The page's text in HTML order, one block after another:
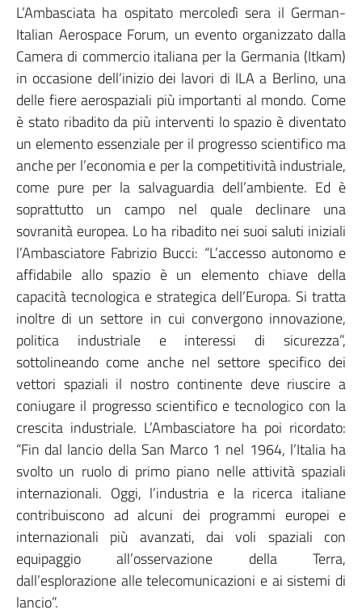
L’Ambasciata ha ospitato mercoledì sera il German-
Italian Aerospace Forum, un evento organizzato dalla
Camera di commercio italiana per la Germania (Itkam)
in occasione dell’inizio dei lavori di ILA a Berlino, una
delle fiere aerospaziali più importanti al mondo. Come
è stato ribadito da più interventi lo spazio è diventato
un elemento essenziale per il progresso scientifico ma
anche per l’economia e per la competitività industriale,
come pure per la salvaguardia dell’ambiente. Ed è
soprattutto un campo nel quale declinare una
sovranità europea. Lo ha ribadito nei suoi saluti iniziali
l’Ambasciatore Fabrizio Bucci: “L’accesso autonomo e
affidabile allo spazio è un elemento chiave della
capacità tecnologica e strategica dell’Europa. Si tratta
inoltre di un settore in cui convergono innovazione,
politica industriale e interessi di sicurezza”,
sottolineando come anche nel settore specifico dei
vettori spaziali il nostro continente deve riuscire a
coniugare il progresso scientifico e tecnologico con la
crescita industriale. L’Ambasciatore ha poi ricordato:
“Fin dal lancio della San Marco 1 nel 1964, l’Italia ha
svolto un ruolo di primo piano nelle attività spaziali
internazionali. Oggi, l’industria e la ricerca italiane
contribuiscono ad alcuni dei programmi europei e
internazionali più avanzati, dai voli spaziali con
equipaggio all’osservazione della Terra,
dall’esplorazione alle telecomunicazioni e ai sistemi di
lancio”.